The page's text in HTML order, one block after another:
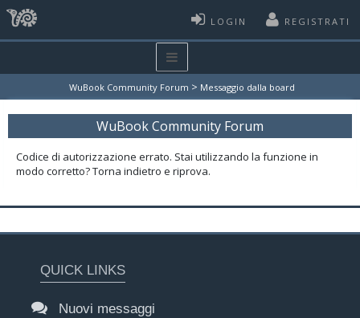
LOGIN REGISTRATI
WuBook Community Forum > Messaggio dalla board
WuBook Community Forum
Codice di autorizzazione errato. Stai utilizzando la funzione in
modo corretto? Torna indietro e riprova.
QUICK LINKS
Nuovi messaggi